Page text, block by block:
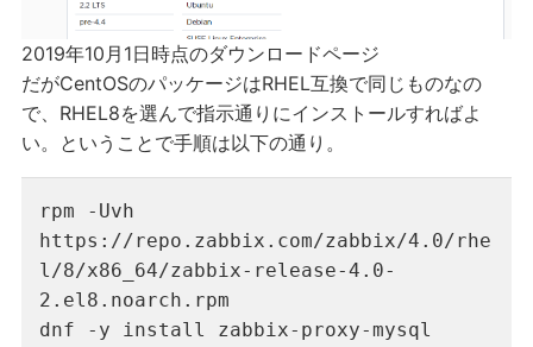
2019年10月1日時点のダウンロードページ
だがCentOSのパッケージはRHEL互換で同じものなの
で、RHEL8を選んで指示通りにインストールすればよ
い。ということで手順は以下の通り。
rpm -Uvh
https://repo.zabbix.com/zabbix/4.0/rhe
l/8/x86_64/zabbix-release-4.0-
2.el8.noarch.rpm
dnf -y install zabbix-proxy-mysql